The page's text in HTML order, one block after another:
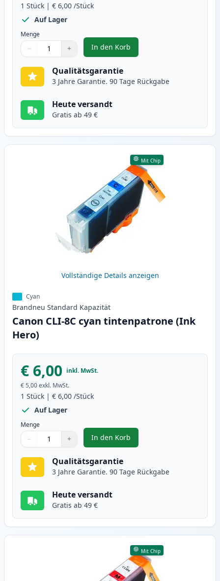
1 Stück | € 6,00 /Stück
Auf Lager
Menge
Verwenden Sie die Tasten, um anzupassen
− +
1
In den Korb
, Canon CLI-8BK schwarz
Qualitätsgarantie
3 Jahre Garantie. 90 Tage Rückgabe
Heute versandt
Gratis ab 49 €
Mit Chip
Vollständige Details anzeigen
Cyan
Brandneu Standard Kapazität
Canon CLI-8C cyan tintenpatrone (Ink
Hero)
€ 6,00 inkl. MwSt.
€ 5,00exkl. MwSt.
1 Stück | € 6,00 /Stück
Auf Lager
Menge
Verwenden Sie die Tasten, um anzupassen
− +
1
In den Korb
, Canon CLI-8C cyan
Qualitätsgarantie
3 Jahre Garantie. 90 Tage Rückgabe
Heute versandt
Gratis ab 49 €
Mit Chip